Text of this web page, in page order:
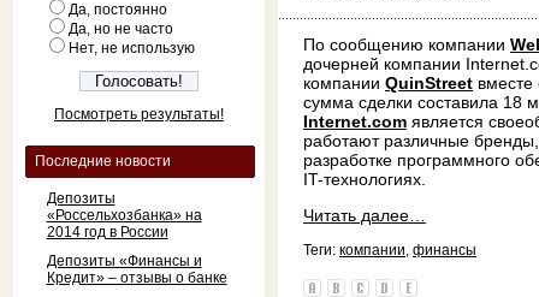
Да, постоянно
Да, но не часто
Нет, не использую
Посмотреть результаты!
Последние новости
Депозиты
«Россельхозбанка» на
2014 год в России
Депозиты «Финансы и
Кредит» – отзывы о банке
По сообщению компании
дочерней компании
компании QuinStreet
сумма сделки составила 18
Internet.com является
работают различные
разработке программного
IT-технологиях.
Читать далее…
Теги: компании, финансы